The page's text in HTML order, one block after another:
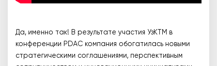
Да, именно так! В результате участия УзКТМ в
конференции PDAC компания обогатилась новыми
стратегическими соглашениями, перспективным